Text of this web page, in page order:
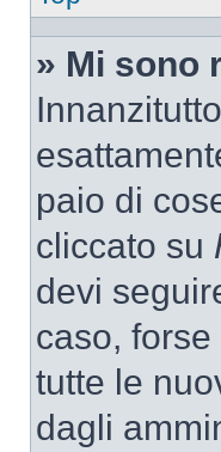
» Mi sono
paio di
cliccato su
devi
caso,
tutte le
dagli